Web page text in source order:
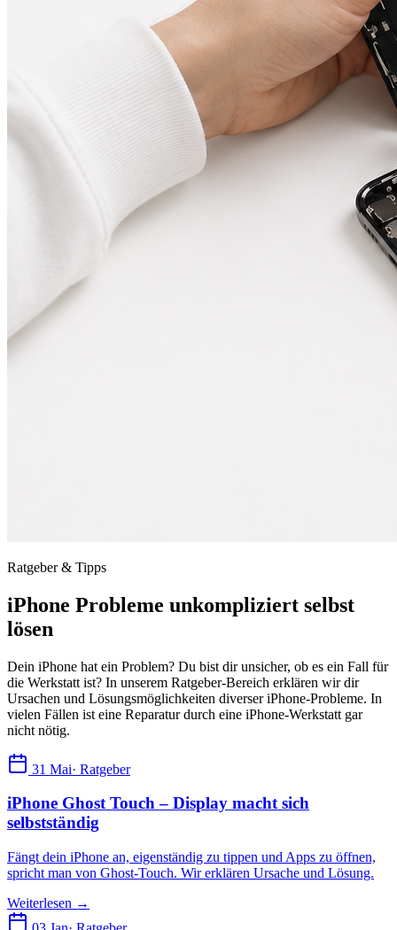
Ratgeber & Tipps
iPhone Probleme unkompliziert selbst
lösen
Dein iPhone hat ein Problem? Du bist dir unsicher, ob es ein Fall für
die Werkstatt ist? In unserem Ratgeber-Bereich erklären wir dir
Ursachen und Lösungsmöglichkeiten diverser iPhone-Probleme. In
vielen Fällen ist eine Reparatur durch eine iPhone-Werkstatt gar
nicht nötig.
31 Mai· Ratgeber
iPhone Ghost Touch – Display macht sich
selbstständig
Fängt dein iPhone an, eigenständig zu tippen und Apps zu öffnen,
spricht man von Ghost-Touch. Wir erklären Ursache und Lösung.
Weiterlesen →